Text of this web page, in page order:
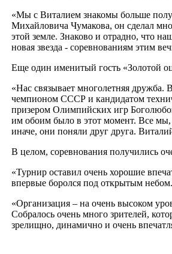
«Мы с Виталием знакомы больше
Михайловича Чумакова, он сделал
этой земле. Знаково и отрадно, что
новая звезда - соревнованиям этим
Еще один именитый гость «Золотой
«Нас связывает многолетняя
чемпионом СССР и кандидатом
призером Олимпийских игр
им обоим было в этот момент. Все мы,
иначе, они поняли друг друга.
В целом, соревнования получились
«Турнир оставил очень хорошие
впервые боролся под открытым
«Организация – на очень высоком
Собралось очень много зрителей,
зрелищно, динамично и очень